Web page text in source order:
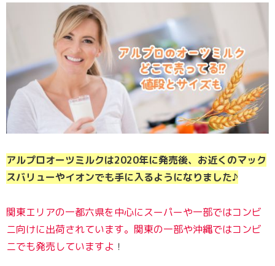
アルプロオーツミルクは2020年に発売後、お近くのマック
スバリューやイオンでも手に入るようになりました♪
関東エリアの一都六県を中心にスーパーや一部ではコンビ
ニ向けに出荷されています。関東の一部や沖縄ではコンビ
ニでも発売していますよ ！